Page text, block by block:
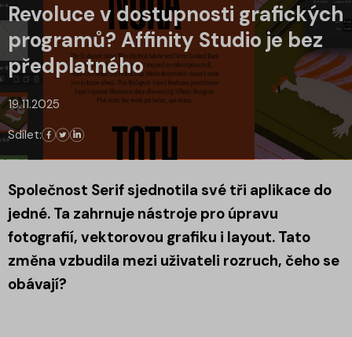
Revoluce v dostupnosti grafických
programů? Affinity Studio je bez
předplatného
19.11.2025
Sdílet:
Společnost Serif sjednotila své tři aplikace do
jedné. Ta zahrnuje nástroje pro úpravu
fotografií, vektorovou grafiku i layout. Tato
změna vzbudila mezi uživateli rozruch, čeho se
obávají?